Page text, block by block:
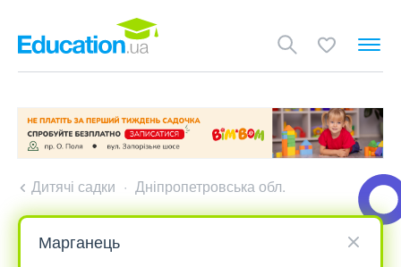
Дитячі садки Дніпропетровська обл.